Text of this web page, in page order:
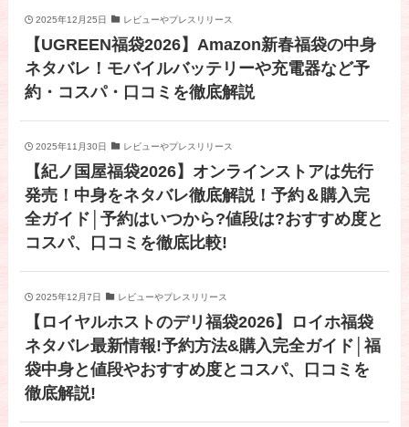
2025年12月25日 レビューやプレスリリース
【UGREEN福袋2026】Amazon新春福袋の中身
ネタバレ！モバイルバッテリーや充電器など予
約・コスパ・口コミを徹底解説
2025年11月30日 レビューやプレスリリース
【紀ノ国屋福袋2026】オンラインストアは先行
発売！中身をネタバレ徹底解説！予約＆購入完
全ガイド│予約はいつから?値段は?おすすめ度と
コスパ、口コミを徹底比較!
2025年12月7日 レビューやプレスリリース
【ロイヤルホストのデリ福袋2026】ロイホ福袋
ネタバレ最新情報!予約方法&購入完全ガイド│福
袋中身と値段やおすすめ度とコスパ、口コミを
徹底解説!